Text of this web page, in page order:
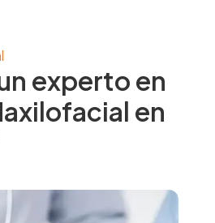
experto en
en